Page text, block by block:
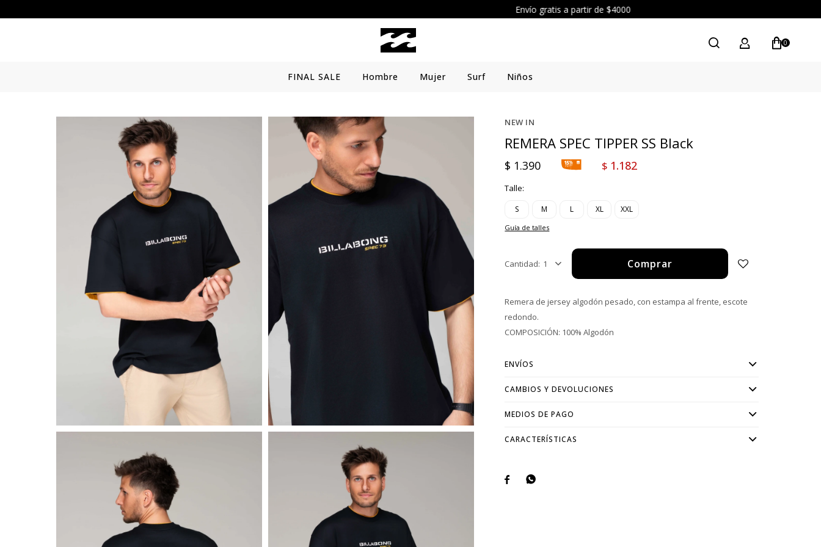
FINAL SALE Hombre Mujer Surf Niños
0
NEW IN
REMERA SPEC TIPPER SS Black
$ 1.390 $ 1.182
Talle:
S M L XL XXL
Guía de talles
1 Comprar
Remera de jersey algodón pesado, con estampa al frente, escote
redondo.
COMPOSICIÓN: 100% Algodón
ENVÍOS
CAMBIOS Y DEVOLUCIONES
MEDIOS DE PAGO
CARACTERÍSTICAS
 